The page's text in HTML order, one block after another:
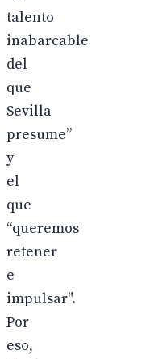
talento
inabarcable
del
que
Sevilla
presume”
y
el
que
“queremos
retener
e
impulsar".
Por
eso,